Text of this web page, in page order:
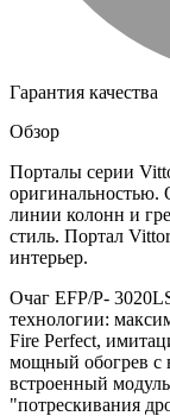
Гарантия качества
Обзор
Порталы серии
оригинальностью.
линии колонн и
стиль. Портал
интерьер.
Очаг EFP/P-
технологии:
Fire Perfect,
мощный обогрев с
встроенный
"потрескивания